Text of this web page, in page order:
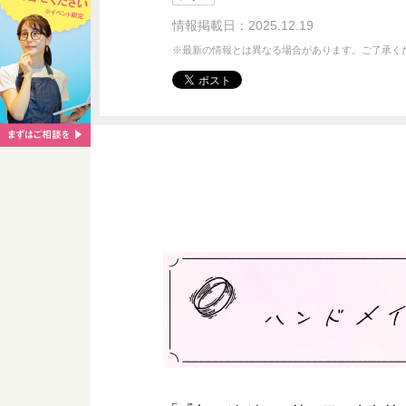
情報掲載日：2025.12.19
※最新の情報とは異なる場合があります。ご了承く